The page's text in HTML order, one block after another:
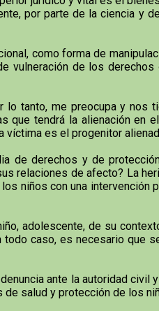
por parte de la ciencia y
como forma de
vulneración de los
tanto, me preocupa y nos
que tendrá la alienación en
es el progenitor
de derechos y de
relaciones de afecto? La
niños con una
adolescente, de su
caso, es necesario que
ante la autoridad civil
salud y protección de los